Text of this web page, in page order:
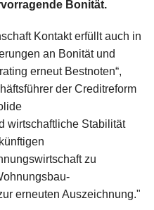
Bonität.
Kontakt erfüllt auch in
an Bonität und
erneut Bestnoten“,
der Creditreform
wirtschaftliche Stabilität
zu
erneuten Auszeichnung."